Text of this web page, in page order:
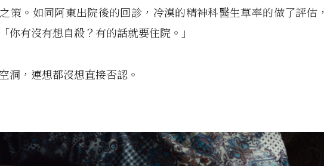
策。如同阿東出院後的回診，冷漠的精神科醫生草率的做了評估，
你有沒有想自殺？有的話就要住院。」
洞，連想都沒想直接否認。